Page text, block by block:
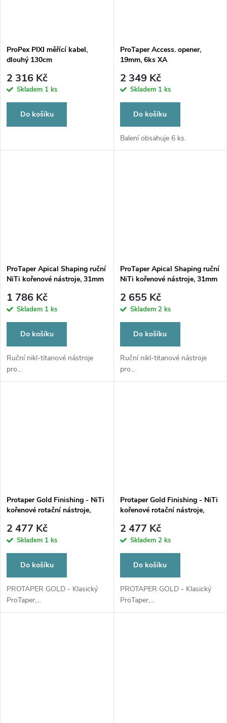
ProPex PIXI měřící kabel,
dlouhý 130cm
2 316 Kč
Skladem 1 ks
Do košíku
ProTaper Access. opener,
19mm, 6ks XA
2 349 Kč
Skladem 1 ks
Do košíku
Balení obsahuje 6 ks.
ProTaper Apical Shaping ruční
NiTi kořenové nástroje, 31mm
1 786 Kč
Skladem 1 ks
Do košíku
Ruční nikl-titanové nástroje
pro...
ProTaper Apical Shaping ruční
NiTi kořenové nástroje, 31mm
2 655 Kč
Skladem 2 ks
Do košíku
Ruční nikl-titanové nástroje
pro...
Protaper Gold Finishing - NiTi
kořenové rotační nástroje,
2 477 Kč
Skladem 1 ks
Do košíku
PROTAPER GOLD - Klasický
ProTaper,...
Protaper Gold Finishing - NiTi
kořenové rotační nástroje,
2 477 Kč
Skladem 2 ks
Do košíku
PROTAPER GOLD - Klasický
ProTaper,...